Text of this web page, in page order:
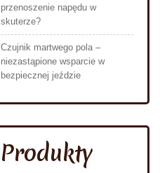
przenoszenie napędu w
skuterze?
Czujnik martwego pola –
niezastąpione wsparcie w
bezpiecznej jeździe
Produkty